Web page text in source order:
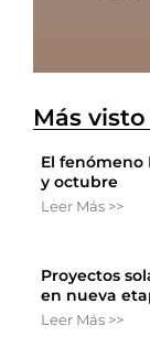
Más visto
El fenómeno
y octubre
Leer Más >>
Proyectos
en nueva
Leer Más >>